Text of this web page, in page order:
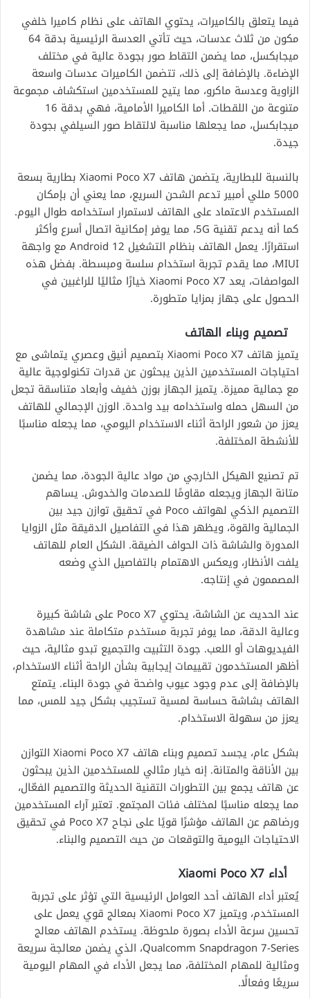
فيما يتعلق بالكاميرات، يحتوي الهاتف على نظام كاميرا خلفي
مكون من ثلاث عدسات، حيث تأتي العدسة الرئيسية بدقة 64
ميجابكسل، مما يضمن التقاط صور بجودة عالية في مختلف
الإضاءة. بالإضافة إلى ذلك، تتضمن الكاميرات عدسات واسعة
الزاوية وعدسة ماكرو، مما يتيح للمستخدمين استكشاف مجموعة
متنوعة من اللقطات. أما الكاميرا الأمامية، فهي بدقة 16
ميجابكسل، مما يجعلها مناسبة لالتقاط صور السيلفي بجودة
جيدة.
بالنسبة للبطارية، يتضمن هاتف Xiaomi Poco X7 بطارية بسعة
5000 مللي أمبير تدعم الشحن السريع، مما يعني أن بإمكان
المستخدم الاعتماد على الهاتف لاستمرار استخدامه طوال اليوم.
كما أنه يدعم تقنية 5G، مما يوفر إمكانية اتصال أسرع وأكثر
استقرارًا. يعمل الهاتف بنظام التشغيل Android 12 مع واجهة
MIUI، مما يقدم تجربة استخدام سلسة ومبسطة. بفضل هذه
المواصفات، يعد Xiaomi Poco X7 خيارًا مثاليًا للراغبين في
الحصول على جهاز بمزايا متطورة.
تصميم وبناء الهاتف
يتميز هاتف Xiaomi Poco X7 بتصميم أنيق وعصري يتماشى مع
احتياجات المستخدمين الذين يبحثون عن قدرات تكنولوجية عالية
مع جمالية مميزة. يتميز الجهاز بوزن خفيف وأبعاد متناسقة تجعل
من السهل حمله واستخدامه بيد واحدة. الوزن الإجمالي للهاتف
يعزز من شعور الراحة أثناء الاستخدام اليومي، مما يجعله مناسبًا
للأنشطة المختلفة.
تم تصنيع الهيكل الخارجي من مواد عالية الجودة، مما يضمن
متانة الجهاز ويجعله مقاومًا للصدمات والخدوش. يساهم
التصميم الذكي لهواتف Poco في تحقيق توازن جيد بين
الجمالية والقوة، ويظهر هذا في التفاصيل الدقيقة مثل الزوايا
المدورة والشاشة ذات الحواف الضيقة. الشكل العام للهاتف
يلفت الأنظار، ويعكس الاهتمام بالتفاصيل الذي وضعه
المصممون في إنتاجه.
عند الحديث عن الشاشة، يحتوي Poco X7 على شاشة كبيرة
وعالية الدقة، مما يوفر تجربة مستخدم متكاملة عند مشاهدة
الفيديوهات أو اللعب. جودة التثبيت والتجميع تبدو مثالية، حيث
أظهر المستخدمون تقييمات إيجابية بشأن الراحة أثناء الاستخدام،
بالإضافة إلى عدم وجود عيوب واضحة في جودة البناء. يتمتع
الهاتف بشاشة حساسة لمسية تستجيب بشكل جيد للمس، مما
يعزز من سهولة الاستخدام.
بشكل عام، يجسد تصميم وبناء هاتف Xiaomi Poco X7 التوازن
بين الأناقة والمتانة. إنه خيار مثالي للمستخدمين الذين يبحثون
عن هاتف يجمع بين التطورات التقنية الحديثة والتصميم الفعّال،
مما يجعله مناسبًا لمختلف فئات المجتمع. تعتبر آراء المستخدمين
ورضاهم عن الهاتف مؤشرًا قويًا على نجاح Poco X7 في تحقيق
الاحتياجات اليومية والتوقعات من حيث التصميم والبناء.
أداء Xiaomi Poco X7
يُعتبر أداء الهاتف أحد العوامل الرئيسية التي تؤثر على تجربة
المستخدم، ويتميز Xiaomi Poco X7 بمعالج قوي يعمل على
تحسين سرعة الأداء بصورة ملحوظة. يستخدم الهاتف معالج
Qualcomm Snapdragon 7-Series، الذي يضمن معالجة سريعة
ومثالية للمهام المختلفة، مما يجعل الأداء في المهام اليومية
سريعًا وفعالًا.